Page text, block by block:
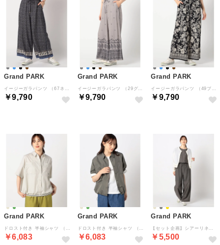
Grand PARK
￥9,790
Grand PARK
￥9,790
Grand PARK
￥9,790
Grand PARK
￥6,083
Grand PARK
￥6,083
Grand PARK
￥5,500